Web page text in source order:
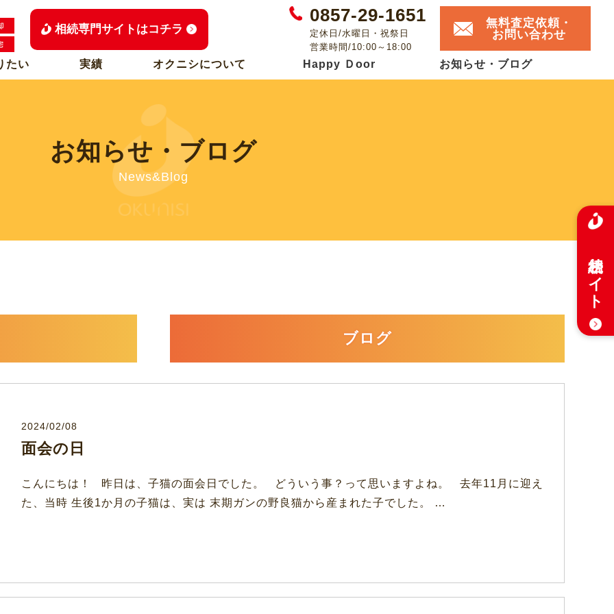
相続専門サイトはコチラ
0857-29-1651
定休日/水曜日・祝祭日
営業時間/10:00～18:00
無料査定依頼・
お問い合わせ
たい 実績 オクニシについて Happy Ｄoor お知らせ・ブログ
お知らせ・ブログ
News&Blog
ブログ
2024/02/08
面会の日
こんにちは！ 昨日は、子猫の面会日でした。 どういう事？って思いますよね。 去年11月に迎え
た、当時 生後1か月の子猫は、実は 末期ガンの野良猫から産まれた子でした。 …
相続サイト